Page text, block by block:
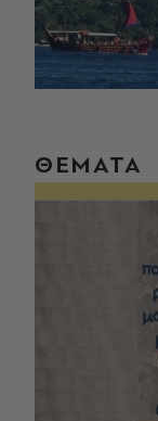
ΘΕΜΑΤΑ